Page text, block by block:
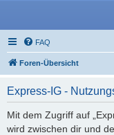
FAQ
Foren-Übersicht
Express-IG -
Mit dem Zugriff auf
wird zwischen dir und